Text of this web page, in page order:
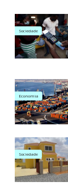
Sociedade
Economia
Sociedade